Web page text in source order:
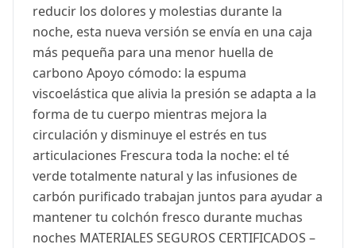
reducir los dolores y molestias durante la
noche, esta nueva versión se envía en una caja
más pequeña para una menor huella de
carbono Apoyo cómodo: la espuma
viscoelástica que alivia la presión se adapta a la
forma de tu cuerpo mientras mejora la
circulación y disminuye el estrés en tus
articulaciones Frescura toda la noche: el té
verde totalmente natural y las infusiones de
carbón purificado trabajan juntos para ayudar a
mantener tu colchón fresco durante muchas
noches MATERIALES SEGUROS CERTIFICADOS –